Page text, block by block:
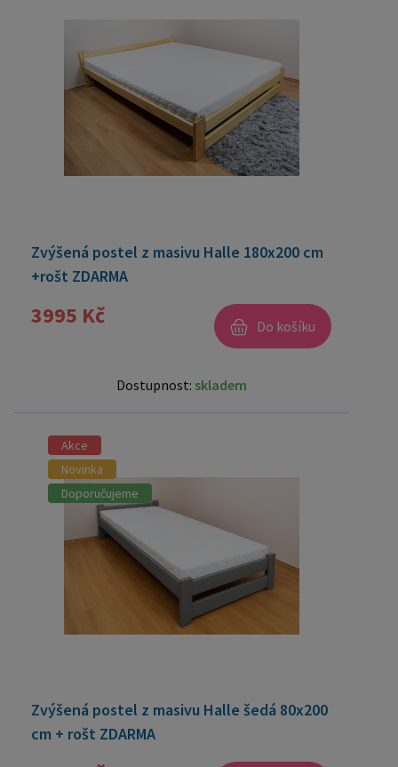
Zvýšená postel z masivu Halle 180x200 cm
+rošt ZDARMA
3995 Kč Do košíku
Dostupnost: skladem
Akce
Novinka
Doporučujeme
Zvýšená postel z masivu Halle šedá 80x200
cm + rošt ZDARMA